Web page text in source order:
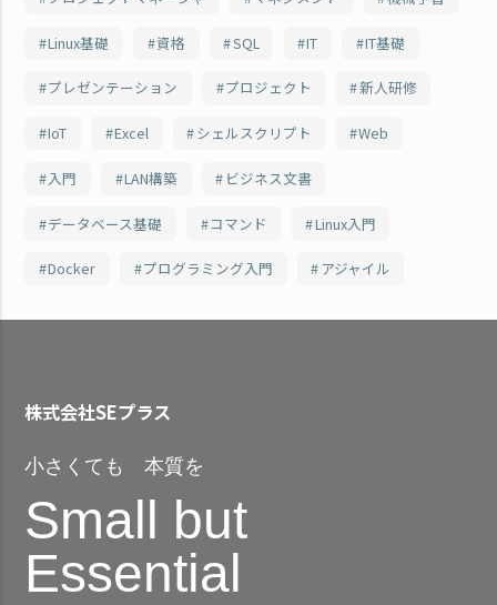
Linux基礎 資格 SQL IT IT基礎
プレゼンテーション プロジェクト 新人研修
IoT Excel シェルスクリプト Web
入門 LAN構築 ビジネス文書
データベース基礎 コマンド Linux入門
Docker プログラミング入門 アジャイル
株式会社SEプラス
小さくても 本質を
Small but
Essential